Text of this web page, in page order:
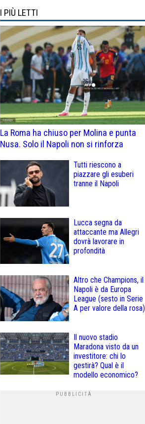
I PIÙ LETTI
La Roma ha chiuso per Molina e punta
Nusa. Solo il Napoli non si rinforza
Tutti riescono a
piazzare gli esuberi
tranne il Napoli
Lucca segna da
attaccante ma Allegri
dovrà lavorare in
profondità
Altro che Champions, il
Napoli è da Europa
League (sesto in Serie
A per valore della rosa)
Il nuovo stadio
Maradona visto da un
investitore: chi lo
gestirà? Qual è il
modello economico?